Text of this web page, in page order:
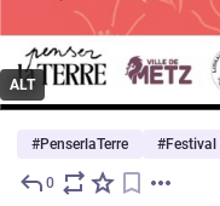
ALT
#PenserlaTerre #Festival
0